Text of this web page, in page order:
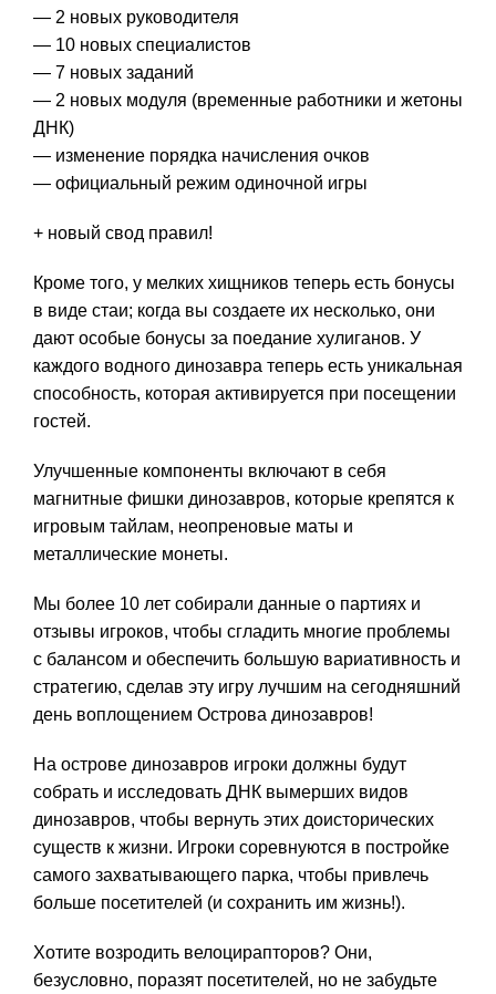
— 2 новых руководителя
— 10 новых специалистов
— 7 новых заданий
— 2 новых модуля (временные работники и жетоны
ДНК)
— изменение порядка начисления очков
— официальный режим одиночной игры
+ новый свод правил!
Кроме того, у мелких хищников теперь есть бонусы
в виде стаи; когда вы создаете их несколько, они
дают особые бонусы за поедание хулиганов. У
каждого водного динозавра теперь есть уникальная
способность, которая активируется при посещении
гостей.
Улучшенные компоненты включают в себя
магнитные фишки динозавров, которые крепятся к
игровым тайлам, неопреновые маты и
металлические монеты.
Мы более 10 лет собирали данные о партиях и
отзывы игроков, чтобы сгладить многие проблемы
с балансом и обеспечить большую вариативность и
стратегию, сделав эту игру лучшим на сегодняшний
день воплощением Острова динозавров!
На острове динозавров игроки должны будут
собрать и исследовать ДНК вымерших видов
динозавров, чтобы вернуть этих доисторических
существ к жизни. Игроки соревнуются в постройке
самого захватывающего парка, чтобы привлечь
больше посетителей (и сохранить им жизнь!).
Хотите возродить велоцирапторов? Они,
безусловно, поразят посетителей, но не забудьте